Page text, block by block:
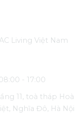
Living Việt Nam
- 17:00
11, toà tháp
Nghĩa Đô, Hà Nội